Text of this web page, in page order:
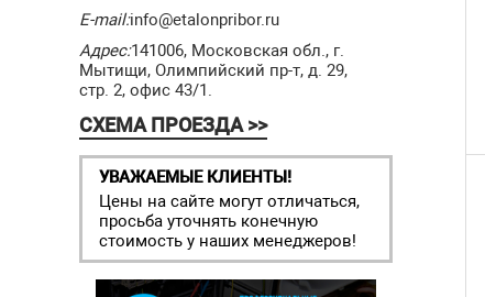
E-mail:info@etalonpribor.ru
Адрес:141006, Московская обл., г.
Мытищи, Олимпийский пр-т, д. 29,
стр. 2, офис 43/1.
СХЕМА ПРОЕЗДА >>
УВАЖАЕМЫЕ КЛИЕНТЫ!
Цены на сайте могут отличаться,
просьба уточнять конечную
стоимость у наших менеджеров!